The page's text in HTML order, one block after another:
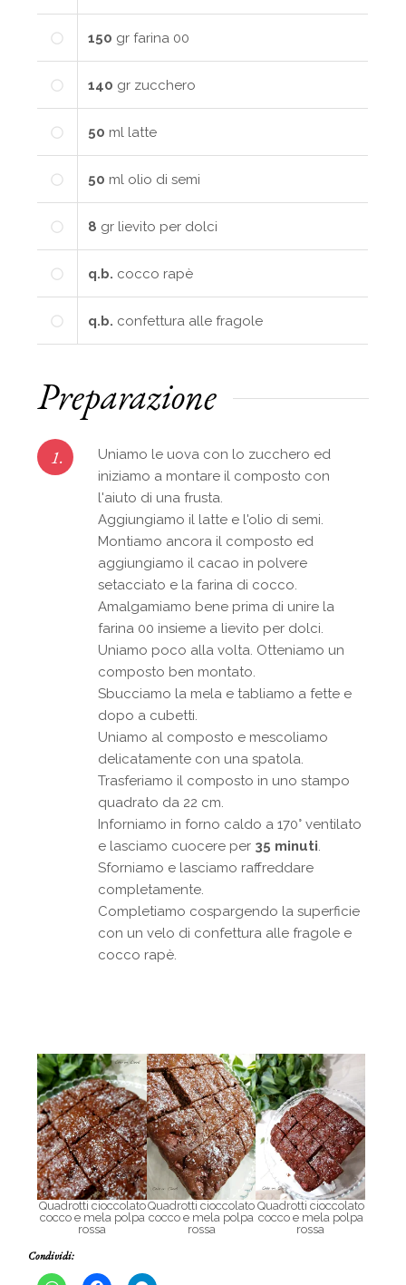
150 grfarina 00
140 gr zucchero
50 ml latte
50 ml olio di semi
8 gr lievito per dolci
q.b. cocco rapè
q.b. confettura alle fragole
Preparazione
1.
Uniamo le uova con lo zucchero ed
iniziamo a montare il composto con
l'aiuto di una frusta.
Aggiungiamo il latte e l'olio di semi.
Montiamo ancora il composto ed
aggiungiamo il cacao in polvere
setacciato e la farina di cocco.
Amalgamiamo bene prima di unire la
farina 00 insieme a lievito per dolci.
Uniamo poco alla volta. Otteniamo un
composto ben montato.
Sbucciamo la mela e tabliamo a fette e
dopo a cubetti.
Uniamo al composto e mescoliamo
delicatamente con una spatola.
Trasferiamo il composto in uno stampo
quadrato da 22 cm.
Inforniamo in forno caldo a 170° ventilato
e lasciamo cuocere per 35 minuti.
Sforniamo e lasciamo raffreddare
completamente.
Completiamo cospargendo la superficie
con un velo di confettura alle fragole e
cocco rapè.
Quadrotti cioccolato
cocco e mela polpa
rossa
Quadrotti cioccolato
cocco e mela polpa
rossa
Quadrotti cioccolato
cocco e mela polpa
rossa
Condividi: